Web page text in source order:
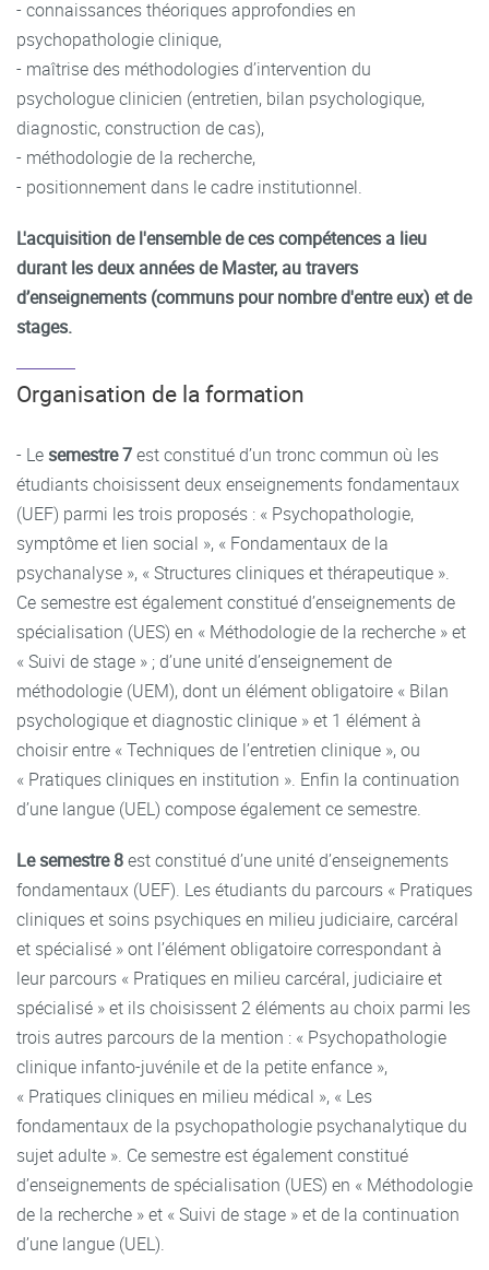
- connaissances théoriques approfondies en
psychopathologie clinique,
- maîtrise des méthodologies d’intervention du
psychologue clinicien (entretien, bilan psychologique,
diagnostic, construction de cas),
- méthodologie de la recherche,
- positionnement dans le cadre institutionnel.
L'acquisition de l'ensemble de ces compétences a lieu
durant les deux années de Master, au travers
d’enseignements (communs pour nombre d'entre eux) et de
stages.
Organisation de la formation
- Lesemestre 7est constitué d’un tronc commun où les
étudiants choisissent deux enseignements fondamentaux
(UEF) parmi les trois proposés : « Psychopathologie,
symptôme et lien social », « Fondamentaux de la
psychanalyse », « Structures cliniques et thérapeutique ».
Ce semestre est également constitué d’enseignements de
spécialisation (UES) en « Méthodologie de la recherche » et
« Suivi de stage » ; d’une unité d’enseignement de
méthodologie (UEM), dont un élément obligatoire « Bilan
psychologique et diagnostic clinique » et 1 élément à
choisir entre « Techniques de l’entretien clinique », ou
« Pratiques cliniques en institution ». Enfin la continuation
d’une langue (UEL) compose également ce semestre.
Le semestre 8est constitué d’une unité d’enseignements
fondamentaux (UEF). Les étudiants du parcours « Pratiques
cliniques et soins psychiques en milieu judiciaire, carcéral
et spécialisé »ont l’élément obligatoire correspondant à
leur parcours « Pratiques en milieu carcéral, judiciaire et
spécialisé » et ils choisissent 2 éléments au choix parmi les
trois autres parcours de la mention : « Psychopathologie
clinique infanto-juvénile et de la petite enfance »,
« Pratiques cliniques en milieu médical », « Les
fondamentaux de la psychopathologie psychanalytique du
sujet adulte ». Ce semestre est également constitué
d’enseignements de spécialisation (UES) en « Méthodologie
de la recherche » et « Suivi de stage » et de la continuation
d’une langue (UEL).